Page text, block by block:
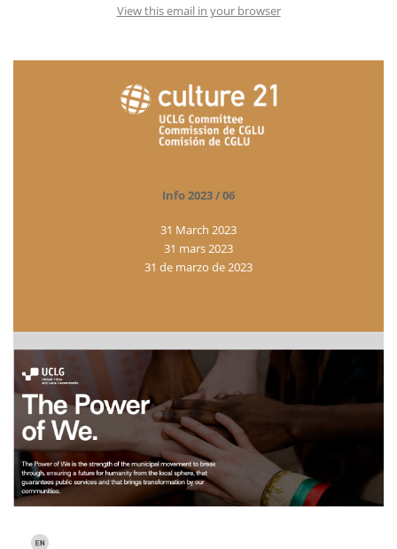
View this email in your browser
Info 2023 / 06
31 March 2023
31 mars 2023
31 de marzo de 2023